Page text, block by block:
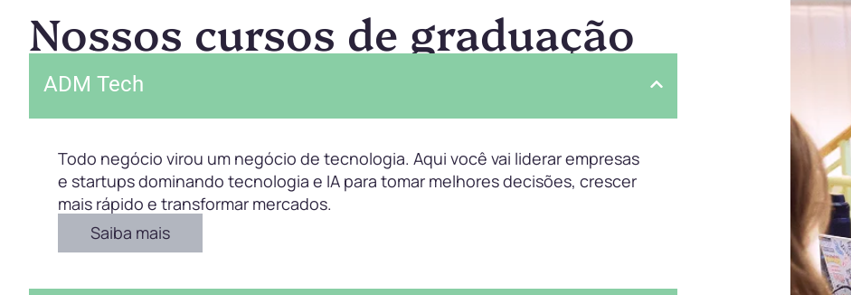
Nossos cursos de graduação
ADM Tech
Todo negócio virou um negócio de tecnologia. Aqui você vai liderar empresas
e startups dominando tecnologia e IA para tomar melhores decisões, crescer
mais rápido e transformar mercados.
Saiba mais